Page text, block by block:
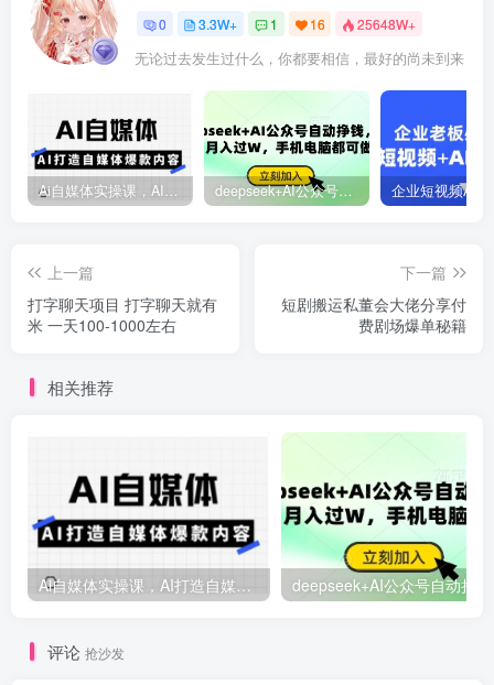
0 3.3W+ 1 16 25648W+
无论过去发生过什么，你都要相信，最好的尚未到来
Ai自媒体实操课，AI打造自媒体爆款内容 deepseek+AI公众号自动挣钱，轻松月入过W，手机电脑都可做
上一篇
打字聊天项目 打字聊天就有
米 一天100-1000左右
下一篇
短剧搬运私董会大佬分享付
费剧场爆单秘籍
相关推荐
Ai自媒体实操课，AI打造自媒体爆款内容
评论 抢沙发